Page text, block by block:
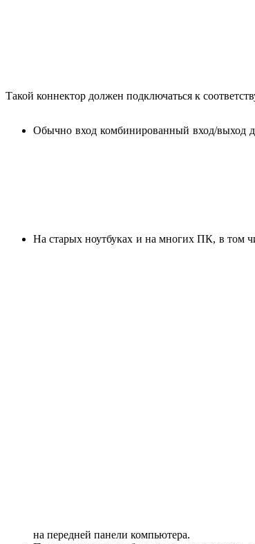
Такой коннектор должен подключаться к
Обычно вход комбинированный вход/выход
На старых ноутбуках и на многих ПК, в том
на передней панели компьютера.